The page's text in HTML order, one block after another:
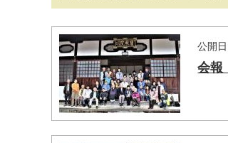
公開
会報